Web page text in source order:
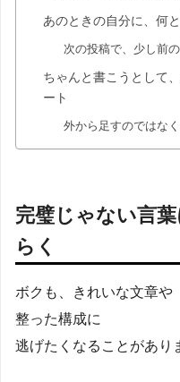
あのときの自分に、何
次の投稿で、少し前
ちゃんと書こうとして
ート
外から足すのではな
完璧じゃない言
らく
ボクも、きれいな文章や
整った構成に
逃げたくなることがあり